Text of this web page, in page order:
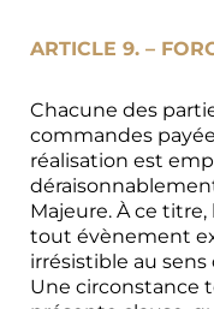
ARTICLE 9. –
Chacune des
commandes
réalisation est
Majeure. À ce titre,
tout évènement
irrésistible au sens
Une circonstance